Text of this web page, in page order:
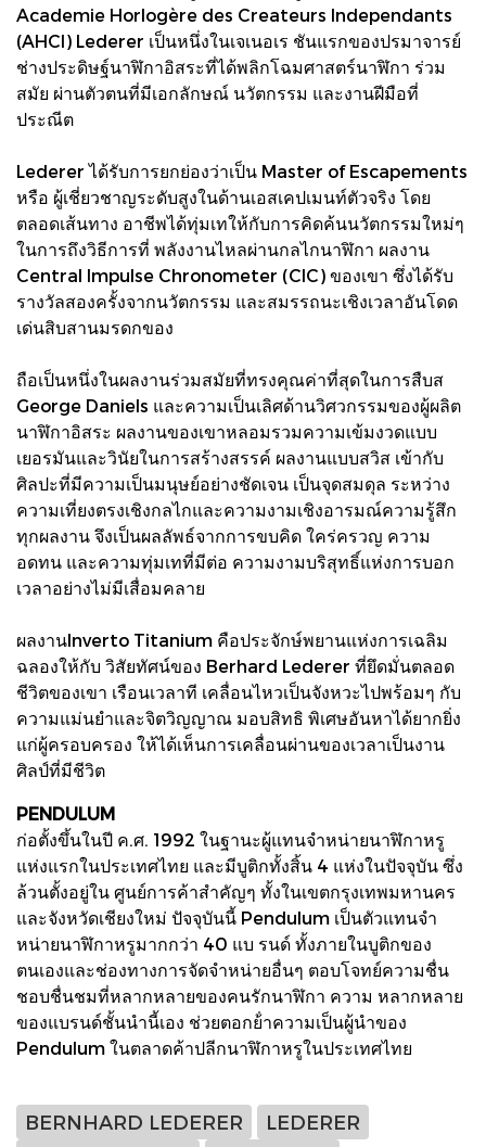
Academie Horlogère des Createurs Independants
(AHCl) Lederer เป็นหนึ่งในเจเนอเร ชันแรกของปรมาจารย์
ช่างประดิษฐ์นาฬิกาอิสระที่ได้พลิกโฉมศาสตร์นาฬิกา ร่วม
สมัย ผ่านตัวตนที่มีเอกลักษณ์ นวัตกรรม และงานฝีมือที่
ประณีต
Lederer ได้รับการยกย่องว่าเป็น Master of Escapements
หรือ ผู้เชี่ยวชาญระดับสูงในด้านเอสเคปเมนท์ตัวจริง โดย
ตลอดเส้นทาง อาชีพได้ทุ่มเทให้กับการคิดค้นนวัตกรรมใหม่ๆ
ในการถึงวิธีการที่ พลังงานไหลผ่านกลไกนาฬิกา ผลงาน
Central Impulse Chronometer (CIC) ของเขา ซึ่งได้รับ
รางวัลสองครั้งจากนวัตกรรม และสมรรถนะเชิงเวลาอันโดด
เด่นสิบสานมรดกของ
ถือเป็นหนึ่งในผลงานร่วมสมัยที่ทรงคุณค่าที่สุดในการสืบส
George Daniels และความเป็นเลิศด้านวิศวกรรมของผู้ผลิต
นาฬิกาอิสระ ผลงานของเขาหลอมรวมความเข้มงวดแบบ
เยอรมันและวินัยในการสร้างสรรค์ ผลงานแบบสวิส เข้ากับ
ศิลปะที่มีความเป็นมนุษย์อย่างชัดเจน เป็นจุดสมดุล ระหว่าง
ความเที่ยงตรงเชิงกลไกและความงามเชิงอารมณ์ความรู้สึก
ทุกผลงาน จึงเป็นผลลัพธ์จากการขบคิด ใคร่ครวญ ความ
อดทน และความทุ่มเทที่มีต่อ ความงามบริสุทธิ์แห่งการบอก
เวลาอย่างไม่มีเสื่อมคลาย
ผลงานInverto Titanium คือประจักษ์พยานแห่งการเฉลิม
ฉลองให้กับ วิสัยทัศน์ของ Berhard Lederer ที่ยึดมั่นตลอด
ชีวิตของเขา เรือนเวลาที เคลื่อนไหวเป็นจังหวะไปพร้อมๆ กับ
ความแม่นยําและจิตวิญญาณ มอบสิทธิ พิเศษอันหาได้ยากยิ่ง
แก่ผู้ครอบครอง ให้ได้เห็นการเคลื่อนผ่านของเวลาเป็นงาน
ศิลป์ที่มีชีวิต
PENDULUM
ก่อตั้งขึ้นในปี ค.ศ. 1992 ในฐานะผู้แทนจําหน่ายนาฬิกาหรู
แห่งแรกในประเทศไทย และมีบูติกทั้งสิ้น 4 แห่งในปัจจุบัน ซึ่ง
ล้วนตั้งอยู่ใน ศูนย์การค้าสําคัญๆ ทั้งในเขตกรุงเทพมหานคร
และจังหวัดเชียงใหม่ ปัจจุบันนี้ Pendulum เป็นตัวแทนจํา
หน่ายนาฬิกาหรูมากกว่า 40 แบ รนด์ ทั้งภายในบูติกของ
ตนเองและช่องทางการจัดจําหน่ายอื่นๆ ตอบโจทย์ความชื่น
ชอบชื่นชมที่หลากหลายของคนรักนาฬิกา ความ หลากหลาย
ของแบรนด์ชั้นนํานี้เอง ช่วยตอกย้ําความเป็นผู้นําของ
Pendulum ในตลาดค้าปลีกนาฬิกาหรูในประเทศไทย
BERNHARD LEDERER
LEDERER